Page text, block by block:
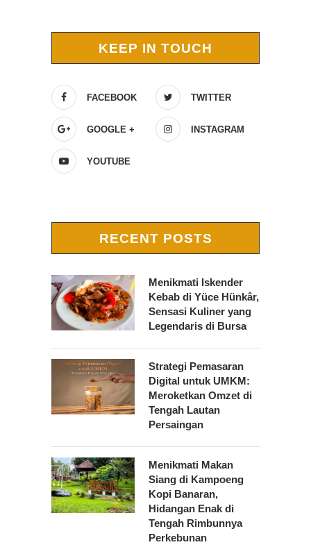
KEEP IN TOUCH
FACEBOOK TWITTER
GOOGLE + INSTAGRAM
YOUTUBE
RECENT POSTS
Menikmati Iskender
Kebab di Yüce Hünkâr,
Sensasi Kuliner yang
Legendaris di Bursa
Strategi Pemasaran
Digital untuk UMKM:
Meroketkan Omzet di
Tengah Lautan
Persaingan
Menikmati Makan
Siang di Kampoeng
Kopi Banaran,
Hidangan Enak di
Tengah Rimbunnya
Perkebunan